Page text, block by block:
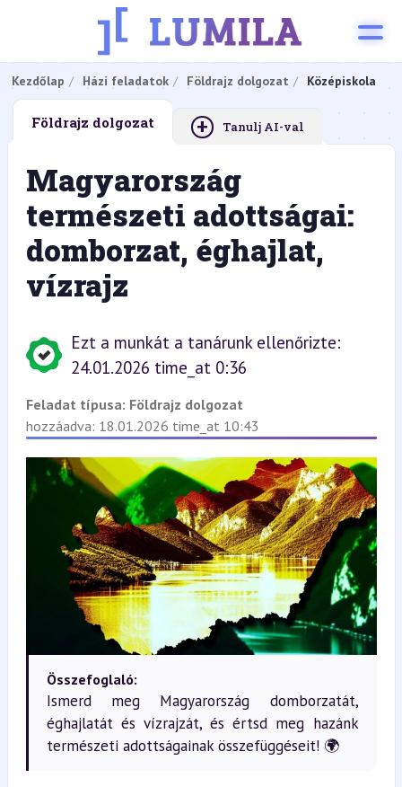
Kezdőlap Házi feladatok Földrajz dolgozat Középiskola
Földrajz dolgozat + Tanulj AI-val
Magyarország
természeti adottságai:
domborzat, éghajlat,
vízrajz
Ezt a munkát a tanárunk ellenőrizte:
24.01.2026 time_at 0:36
Feladat típusa: Földrajz dolgozat
hozzáadva: 18.01.2026 time_at 10:43
Összefoglaló:
Ismerd meg Magyarország domborzatát,
éghajlatát és vízrajzát, és értsd meg hazánk
természeti adottságainak összefüggéseit! 🌍